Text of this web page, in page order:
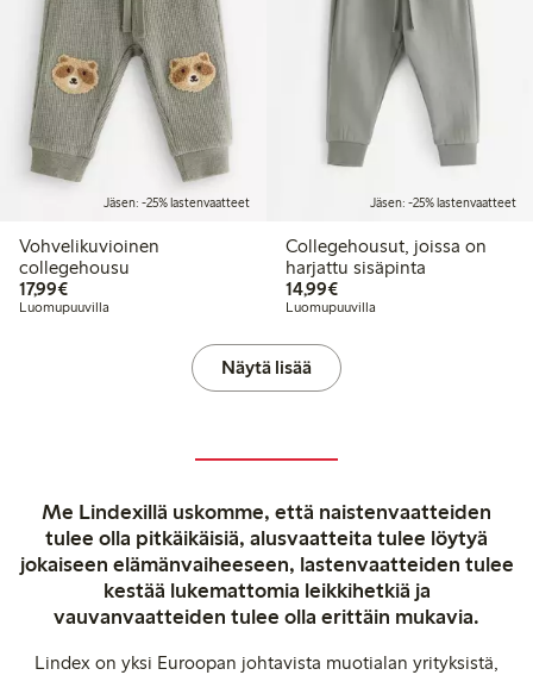
Jäsen: -25% lastenvaatteet
Vohvelikuvioinen
collegehousu
17,99€17,99 €
Luomupuuvilla
Jäsen: -25% lastenvaatteet
Collegehousut, joissa on
harjattu sisäpinta
14,99€14,99 €
Luomupuuvilla
Näytä lisää
Me Lindexillä uskomme, että naistenvaatteiden
tulee olla pitkäikäisiä, alusvaatteita tulee löytyä
jokaiseen elämänvaiheeseen, lastenvaatteiden tulee
kestää lukemattomia leikkihetkiä ja
vauvanvaatteiden tulee olla erittäin mukavia.
Lindex on yksi Euroopan johtavista muotialan yrityksistä,